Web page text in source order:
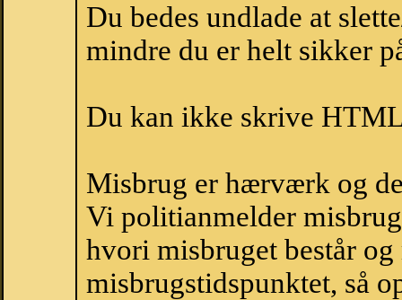
Du bedes undlade at
mindre du er helt sikker
Du kan ikke skrive
Misbrug er hærværk og
Vi politianmelder
hvori misbruget består
misbrugstidspunktet, så